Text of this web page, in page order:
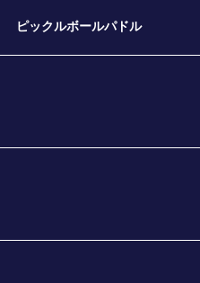
ピックルボールパドル